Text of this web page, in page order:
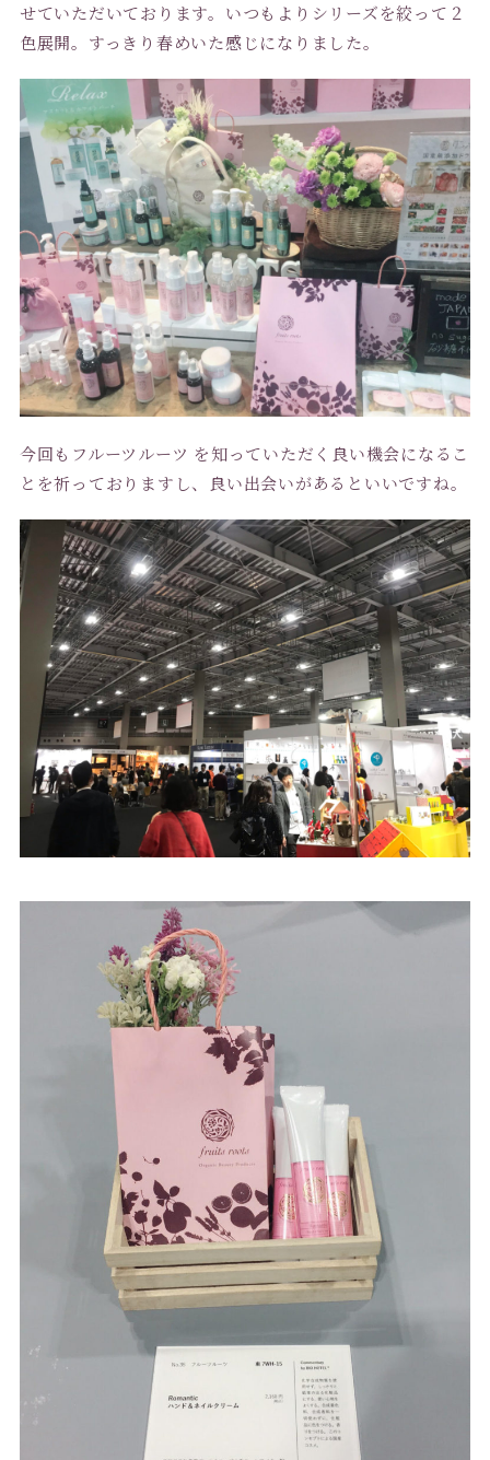
せていただいております。いつもよりシリーズを絞って２
色展開。すっきり春めいた感じになりました。
今回もフルーツルーツ を知っていただく良い機会になるこ
とを祈っておりますし、良い出会いがあるといいですね。